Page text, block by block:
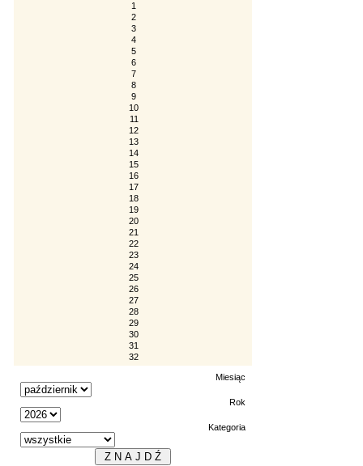
1
2
3
4
5
6
7
8
9
10
11
12
13
14
15
16
17
18
19
20
21
22
23
24
25
26
27
28
29
30
31
32
Miesiąc
Rok
Kategoria